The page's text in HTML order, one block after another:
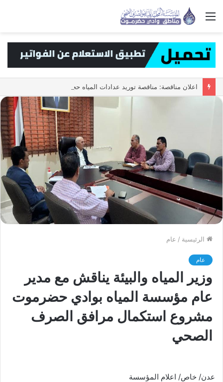
القائمة
اعلان مناقصة: مناقصة توريد عدادات المياه حجم 1/2 ه
الرئيسية / عام
عام
وزير المياه والبيئة يناقش مع مدير
عام مؤسسة المياه بوادي حضرموت
مشروع استكمال مرافق الصرف
الصحي
عدن/ خاص/ اعلام المؤسسة